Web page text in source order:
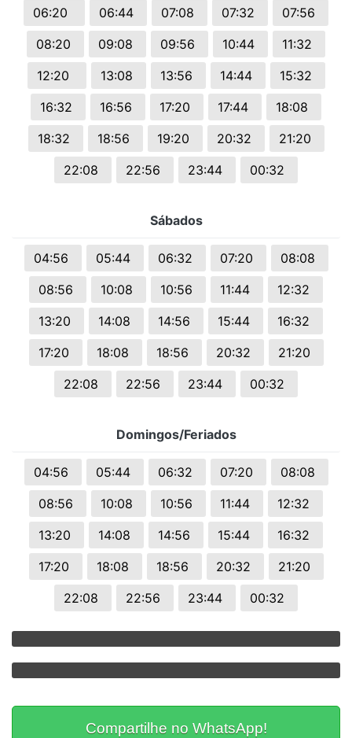
06:20
06:44 07:08 07:32
07:56
08:20
09:08 09:56 10:44
11:32
12:20
13:08 13:56 14:44
15:32
16:32
16:56 17:20 17:44
18:08
18:32
18:56 19:20 20:32
21:20
22:08
22:56 23:44 00:32
Sábados
04:56 05:44 06:32 07:20
08:08
08:56
10:08 10:56 11:44
12:32
13:20
14:08 14:56 15:44
16:32
17:20
18:08 18:56 20:32
21:20
22:08
22:56 23:44 00:32
Domingos/Feriados
04:56 05:44 06:32 07:20
08:08
08:56
10:08 10:56 11:44
12:32
13:20
14:08 14:56 15:44
16:32
17:20
18:08 18:56 20:32
21:20
22:08
22:56 23:44 00:32
Compartilhe no WhatsApp!